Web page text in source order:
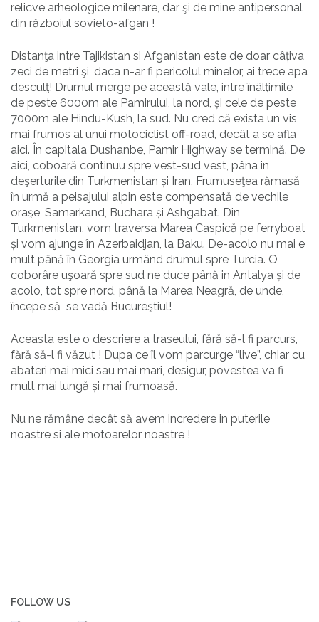
relicve arheologice milenare, dar şi de mine antipersonal
din războiul sovieto-afgan !
Distanţa intre Tajikistan si Afganistan este de doar câțiva
zeci de metri şi, daca n-ar fi pericolul minelor, ai trece apa
desculţ! Drumul merge pe această vale, intre înâlţimile
de peste 6000m ale Pamirului, la nord, și cele de peste
7000m ale Hindu-Kush, la sud. Nu cred că exista un vis
mai frumos al unui motociclist off-road, decât a se afla
aici. În capitala Dushanbe, Pamir Highway se termină. De
aici, coboară continuu spre vest-sud vest, pâna in
deşerturile din Turkmenistan și Iran. Frumuseţea rămasă
în urmă a peisajului alpin este compensată de vechile
oraşe, Samarkand, Buchara și Ashgabat. Din
Turkmenistan, vom traversa Marea Caspică pe ferryboat
și vom ajunge în Azerbaidjan, la Baku. De-acolo nu mai e
mult până în Georgia urmând drumul spre Turcia. O
coborâre uşoară spre sud ne duce până in Antalya și de
acolo, tot spre nord, până la Marea Neagră, de unde,
începe să se vadă Bucureştiul!
Aceasta este o descriere a traseului, fără să-l fi parcurs,
fără să-l fi văzut ! Dupa ce îl vom parcurge “live”, chiar cu
abateri mai mici sau mai mari, desigur, povestea va fi
mult mai lungă și mai frumoasă.
Nu ne rămâne decât să avem incredere in puterile
noastre si ale motoarelor noastre !
FOLLOW US